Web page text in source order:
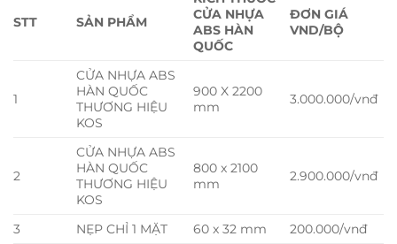
STT SẢN PHẨM
CỬA NHỰA
ABS HÀN
QUỐC
ĐƠN GIÁ
VND/BỘ
1
CỬA NHỰA ABS
HÀN QUỐC
THƯƠNG HIỆU
KOS
900 X 2200
mm
3.000.000/vnđ
2
CỬA NHỰA ABS
HÀN QUỐC
THƯƠNG HIỆU
KOS
800 x 2100
mm
2.900.000/vnđ
3 NẸP CHỈ 1 MẶT 60 x 32 mm
200.000/vnđ